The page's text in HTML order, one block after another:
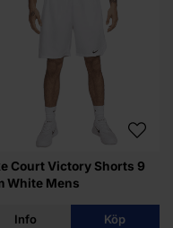
Court Victory Shorts 9
White Mens
Info Köp